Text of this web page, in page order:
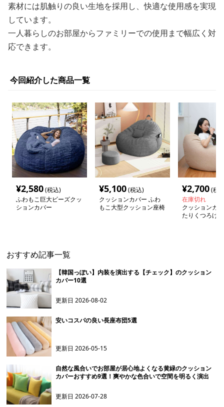
素材には肌触りの良い生地を採用し、快適な使用感を実現
しています。
一人暮らしのお部屋からファミリーでの使用まで幅広く対
応できます。
今回紹介した商品一覧
¥2,580(税込)
ふわもこ巨大ビーズクッ
ションカバー
¥5,100(税込)
クッションカバー ふわ
もこ大型クッション座椅
¥2,700(税
在庫切れ
クッションカ
たりくつろげ
おすすめ記事一覧
【韓国っぽい】内装を演出する【チェック】のクッション
カバー10選
更新日2026-08-02
安いコスパの良い長座布団5選
更新日2026-05-15
自然な風合いでお部屋が居心地よくなる黄緑のクッション
カバーおすすめ9選！爽やかな色合いで空間を明るく演出
更新日2026-07-28